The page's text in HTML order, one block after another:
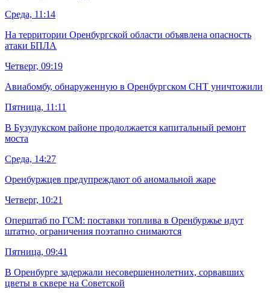
Среда, 11:14
На территории Оренбургской области объявлена опасность
атаки БПЛА
Четверг, 09:19
Авиабомбу, обнаруженную в Оренбургском СНТ уничтожили
Пятница, 11:11
В Бузулукском районе продолжается капитальный ремонт
моста
Среда, 14:27
Оренбуржцев предупреждают об аномальной жаре
Четверг, 10:21
Оперштаб по ГСМ: поставки топлива в Оренбуржье идут
штатно, ограничения поэтапно снимаются
Пятница, 09:41
В Оренбурге задержали несовершеннолетних, сорвавших
цветы в сквере на Советской